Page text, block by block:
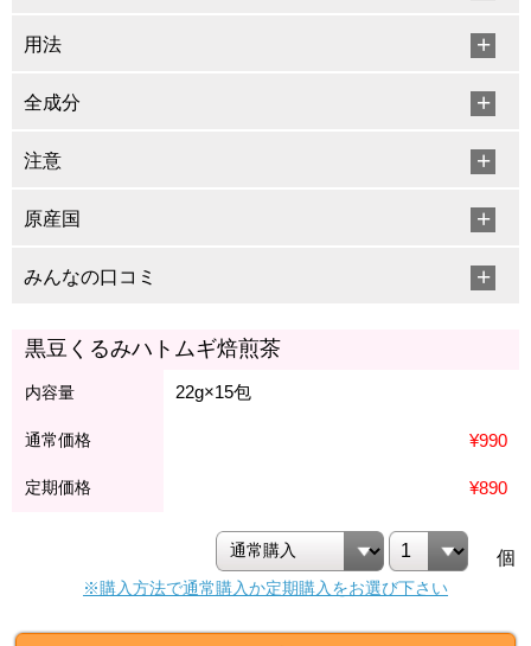
用法
全成分
注意
原産国
みんなの口コミ
黒豆くるみハトムギ焙煎茶
内容量 22g×15包
通常価格 ¥990
定期価格 ¥890
個
※購入方法で通常購入か定期購入をお選び下さい